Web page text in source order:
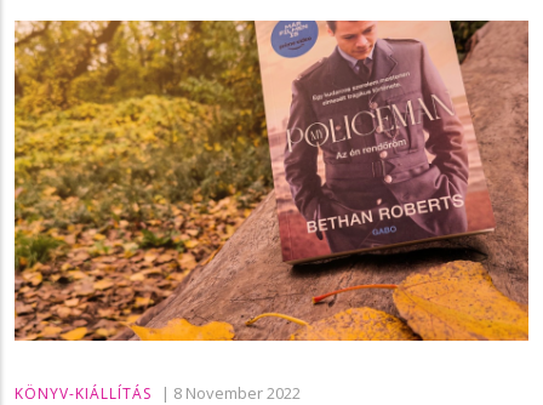
KÖNYV-KIÁLLÍTÁS | 8 November 2022